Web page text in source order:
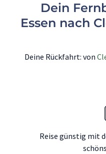
Dein
Essen nach
Deine Rückfahrt: von
Reise günstig mit